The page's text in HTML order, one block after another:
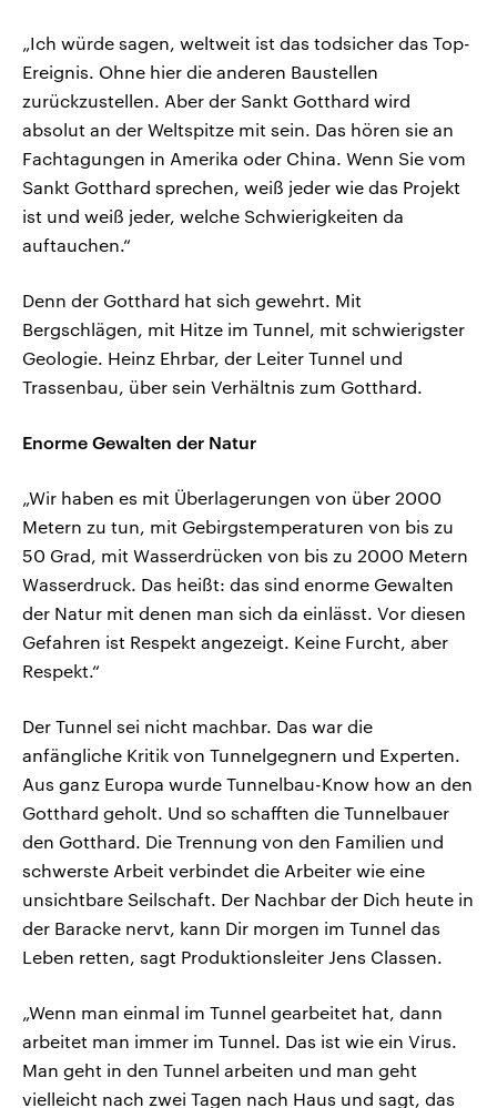
„Ich würde sagen, weltweit ist das todsicher das Top-
Ereignis. Ohne hier die anderen Baustellen
zurückzustellen. Aber der Sankt Gotthard wird
absolut an der Weltspitze mit sein. Das hören sie an
Fachtagungen in Amerika oder China. Wenn Sie vom
Sankt Gotthard sprechen, weiß jeder wie das Projekt
ist und weiß jeder, welche Schwierigkeiten da
auftauchen.“
Denn der Gotthard hat sich gewehrt. Mit
Bergschlägen, mit Hitze im Tunnel, mit schwierigster
Geologie. Heinz Ehrbar, der Leiter Tunnel und
Trassenbau, über sein Verhältnis zum Gotthard.
Enorme Gewalten der Natur
„Wir haben es mit Überlagerungen von über 2000
Metern zu tun, mit Gebirgstemperaturen von bis zu
50 Grad, mit Wasserdrücken von bis zu 2000 Metern
Wasserdruck. Das heißt: das sind enorme Gewalten
der Natur mit denen man sich da einlässt. Vor diesen
Gefahren ist Respekt angezeigt. Keine Furcht, aber
Respekt.“
Der Tunnel sei nicht machbar. Das war die
anfängliche Kritik von Tunnelgegnern und Experten.
Aus ganz Europa wurde Tunnelbau-Know how an den
Gotthard geholt. Und so schafften die Tunnelbauer
den Gotthard. Die Trennung von den Familien und
schwerste Arbeit verbindet die Arbeiter wie eine
unsichtbare Seilschaft. Der Nachbar der Dich heute in
der Baracke nervt, kann Dir morgen im Tunnel das
Leben retten, sagt Produktionsleiter Jens Classen.
„Wenn man einmal im Tunnel gearbeitet hat, dann
arbeitet man immer im Tunnel. Das ist wie ein Virus.
Man geht in den Tunnel arbeiten und man geht
vielleicht nach zwei Tagen nach Haus und sagt, das